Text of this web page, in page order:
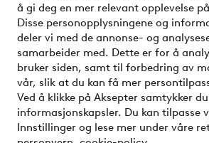
å gi deg en mer relevant opplevelse
Disse personopplysningene og
deler vi med de annonse- og
samarbeider med. Dette er for å
bruker siden, samt til forbedring av
vår, slik at du kan få mer
Ved å klikke på Aksepter samtykker
informasjonskapsler. Du kan tilpasse
Innstillinger og lese mer under våre
Sikre betalinger - Betal direkte
Vil du vite mer om våre
elpy